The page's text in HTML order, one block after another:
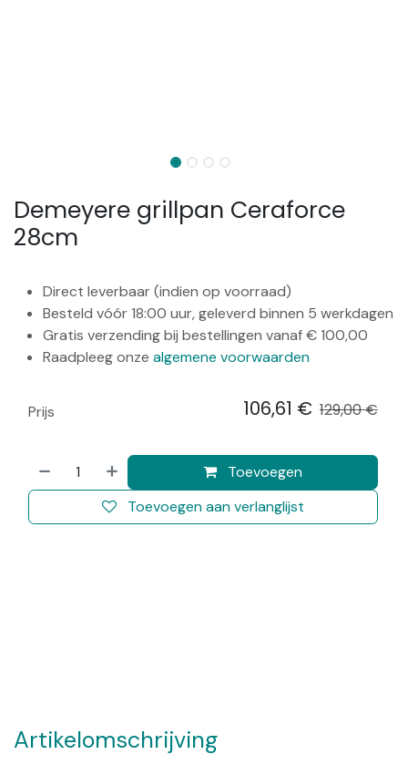
Demeyere grillpan Ceraforce
28cm
Direct leverbaar (indien op voorraad)
Besteld vóór 18:00 uur, geleverd binnen 5 werkdagen
Gratis verzending bij bestellingen vanaf € 100,00
Raadpleeg onze algemene voorwaarden
Toevoegen
Toevoegen aan verlanglijst
Prijs 106,61 € 129,00€
Artikelomschrijving